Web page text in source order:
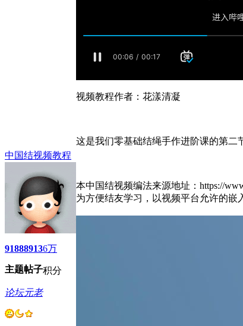
中国结视频教程
9188
主题
8913
帖子
6万
积分
论坛元老
视频教程作者：花漾清凝
这是我们零基础结绳手作进阶课的第
本中国结视频编法来源地址：https://
为方便结友学习，以视频平台允许的嵌